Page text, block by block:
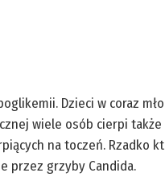
Dzieci w coraz
wiele osób cierpi
na toczeń. Rzadko
przez grzyby Candida.